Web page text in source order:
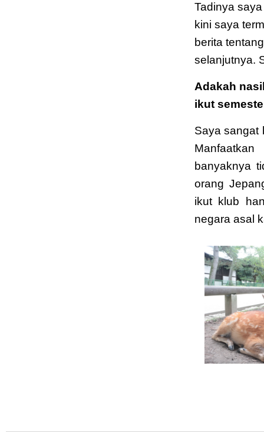
Tadinya
kini saya
berita
selanjutnya.
Adakah
ikut
Saya sangat
banyaknya
orang
ikut klub
negara asal